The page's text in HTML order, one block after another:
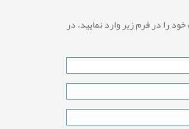
در فرم زیر وارد نمایید، در